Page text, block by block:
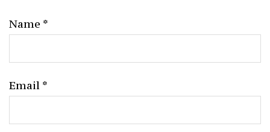
Name *
Email *